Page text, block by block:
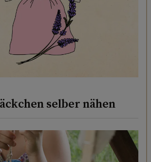
selber nähen